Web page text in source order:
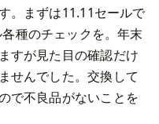
。まずは11.11セールで
種のチェックを。年末
すが見た目の確認だけ
せんでした。交換して
で不良品がないことを